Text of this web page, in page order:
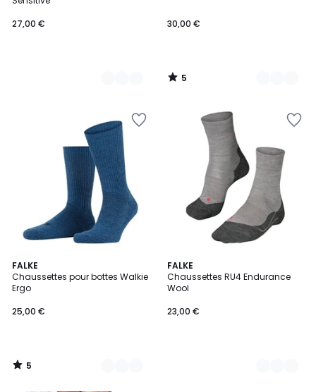
27,00 €
30,00 €
5
/
FALKE
Chaussettes pour bottes Walkie
Ergo
25,00 €
5
/
5
12
Couleurs
5
/
FALKE
Chaussettes RU4 Endurance
Wool
23,00 €
2
Couleurs